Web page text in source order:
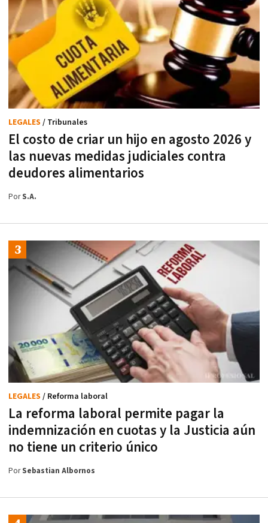
El costo de criar un hijo en agosto 2026 y
las nuevas medidas judiciales contra
deudores alimentarios
LEGALES / Tribunales
PorS.A.
La reforma laboral permite pagar la
indemnización en cuotas y la Justicia aún
no tiene un criterio único
LEGALES / Reforma laboral
PorSebastian Albornos